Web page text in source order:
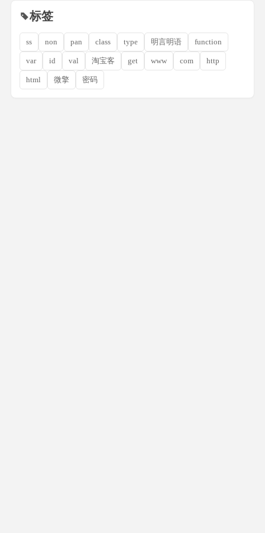
标签
ss non pan class type 明言明语 function
var id val 淘宝客 get www com http
html 微擎 密码